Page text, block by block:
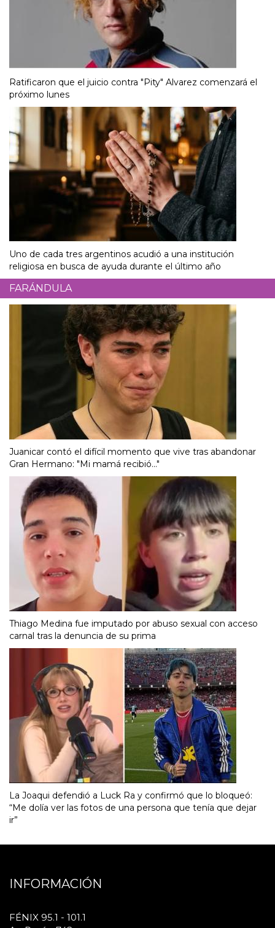
Ratificaron que el juicio contra "Pity" Alvarez comenzará el
próximo lunes
Uno de cada tres argentinos acudió a una institución
religiosa en busca de ayuda durante el último año
FARÁNDULA
Juanicar contó el difícil momento que vive tras abandonar
Gran Hermano: "Mi mamá recibió..."
Thiago Medina fue imputado por abuso sexual con acceso
carnal tras la denuncia de su prima
La Joaqui defendió a Luck Ra y confirmó que lo bloqueó:
“Me dolía ver las fotos de una persona que tenía que dejar
ir”
INFORMACIÓN
FÉNIX 95.1 - 101.1